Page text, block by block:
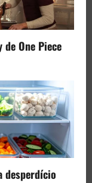
One Piece
desperdício